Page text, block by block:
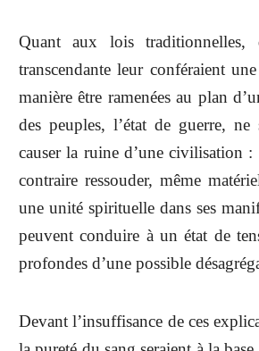
Quant aux lois
transcendante leur conféraient
manière être ramenées au plan
des peuples, l’état de guerre,
causer la ruine d’une civilisation
contraire ressouder, même
une unité spirituelle dans ses
peuvent conduire à un état de
profondes d’une possible
Devant l’insuffisance de ces